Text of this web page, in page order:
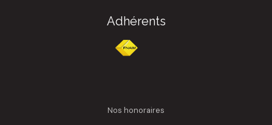
Adhérents
nos honoraires